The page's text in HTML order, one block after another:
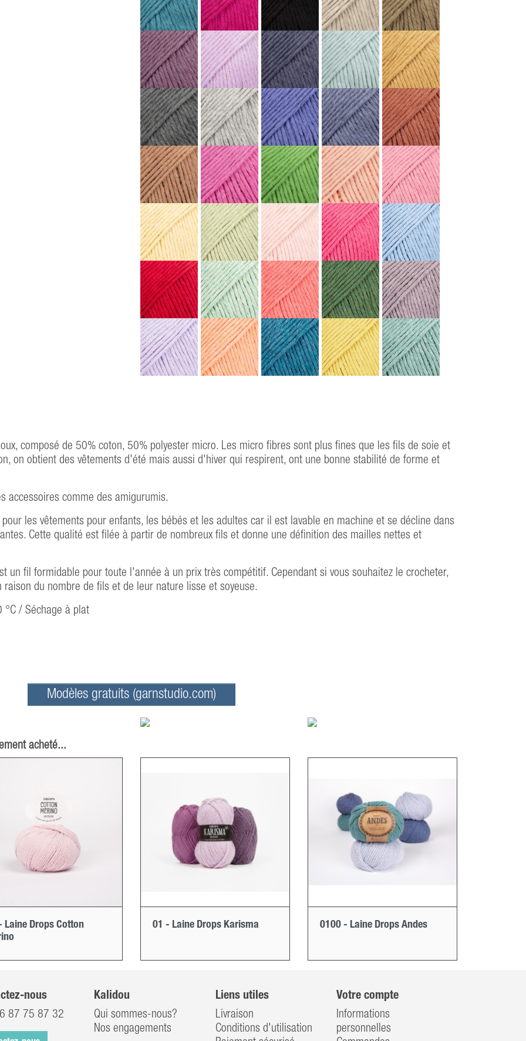
composé de 50% coton, 50% polyester micro. Les micro fibres sont plus fines que les fils de soie et
on obtient des vêtements d'été mais aussi d'hiver qui respirent, ont une bonne stabilité de forme et
accessoires comme des amigurumis.
les vêtements pour enfants, les bébés et les adultes car il est lavable en machine et se décline dans
Cette qualité est filée à partir de nombreux fils et donne une définition des mailles nettes et
un fil formidable pour toute l'année à un prix très compétitif. Cependant si vous souhaitez le crocheter,
du nombre de fils et de leur nature lisse et soyeuse.
°C / Séchage à plat
Modèles gratuits (garnstudio.com)
acheté...
Laine Drops Cotton
01 - Laine Drops Karisma 0100 - Laine Drops Andes
nous
87 75 87 32
Kalidou
Qui sommes-nous?
Nos engagements
Liens utiles
Livraison
Conditions d'utilisation
Votre compte
Informations
personnelles